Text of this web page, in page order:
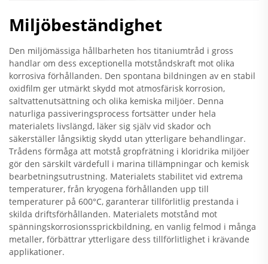
Miljöbeständighet
Den miljömässiga hållbarheten hos titaniumtråd i gross
handlar om dess exceptionella motståndskraft mot olika
korrosiva förhållanden. Den spontana bildningen av en stabil
oxidfilm ger utmärkt skydd mot atmosfärisk korrosion,
saltvattenutsättning och olika kemiska miljöer. Denna
naturliga passiveringsprocess fortsätter under hela
materialets livslängd, läker sig själv vid skador och
säkerställer långsiktig skydd utan ytterligare behandlingar.
Trådens förmåga att motstå gropfrätning i kloridrika miljöer
gör den särskilt värdefull i marina tillämpningar och kemisk
bearbetningsutrustning. Materialets stabilitet vid extrema
temperaturer, från kryogena förhållanden upp till
temperaturer på 600°C, garanterar tillförlitlig prestanda i
skilda driftsförhållanden. Materialets motstånd mot
spänningskorrosionssprickbildning, en vanlig felmod i många
metaller, förbättrar ytterligare dess tillförlitlighet i krävande
applikationer.